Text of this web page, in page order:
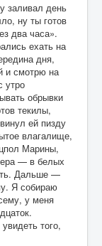
заливал день
ну ты готов
два часа».
ехать на
дня,
и смотрю на
утро
обрывки
текилы,
ей пизду
влагалище,
Марины,
— в белых
Дальше —
Я собираю
у меня
того,